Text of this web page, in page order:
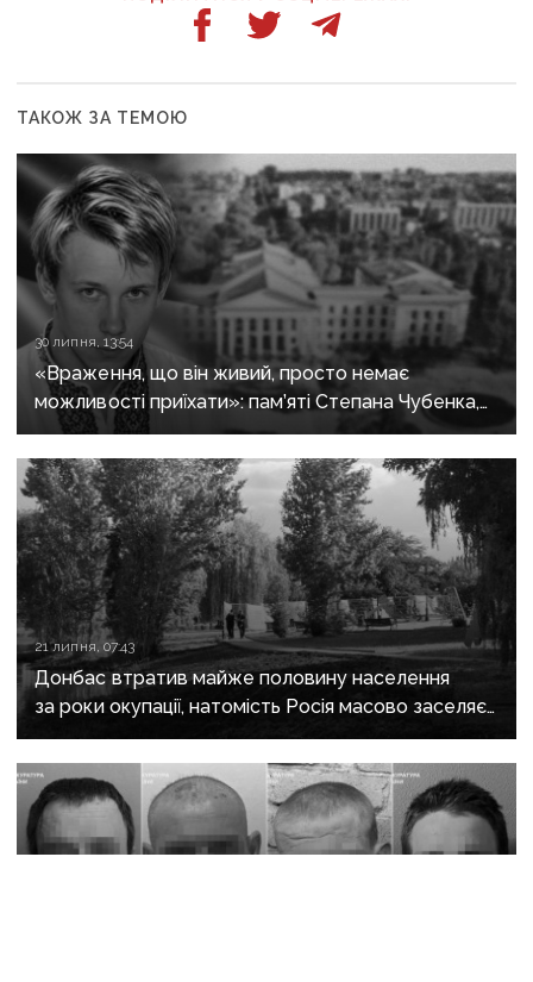
ТАКОЖ ЗА ТЕМОЮ
30 липня, 13:54
«Враження, що він живий, просто немає
можливості приїхати»: пам’яті Степана Чубенка,
якого закатували бойовики за любов до України
21 липня, 07:43
Донбас втратив майже половину населення
за роки окупації, натомість Росія масово заселяє
регіон своїми громадянами — ГУР